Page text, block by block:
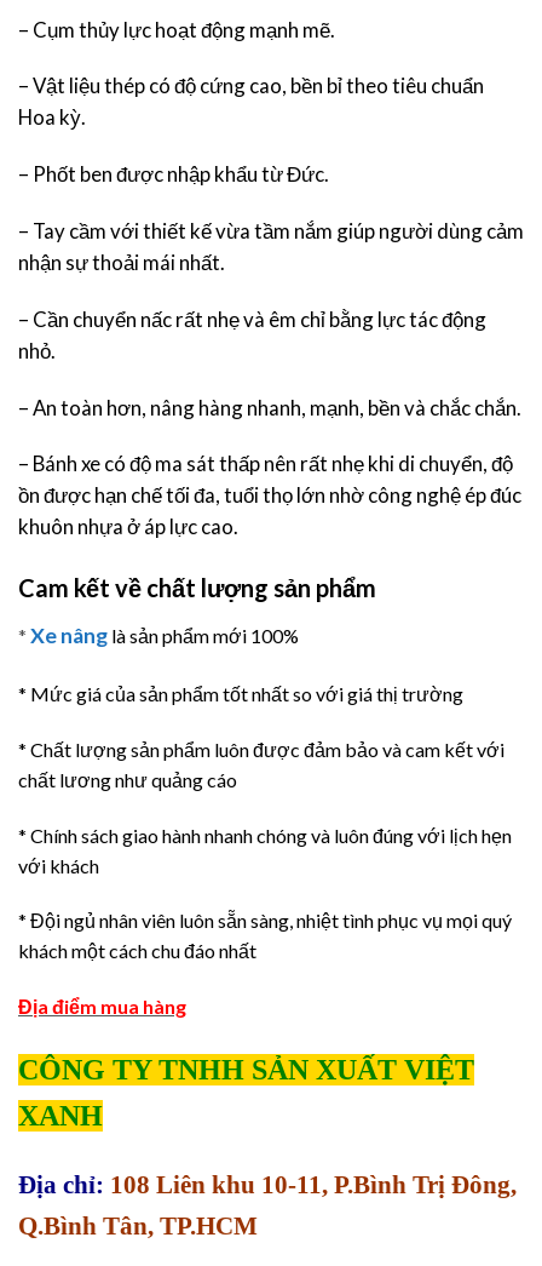
– Cụm thủy lực hoạt động mạnh mẽ.
– Vật liệu thép có độ cứng cao, bền bỉ theo tiêu chuẩn
Hoa kỳ.
– Phốt ben được nhập khẩu từ Đức.
– Tay cầm với thiết kế vừa tầm nắm giúp người dùng cảm
nhận sự thoải mái nhất.
– Cần chuyển nấc rất nhẹ và êm chỉ bằng lực tác động
nhỏ.
– An toàn hơn, nâng hàng nhanh, mạnh, bền và chắc chắn.
– Bánh xe có độ ma sát thấp nên rất nhẹ khi di chuyển, độ
ồn được hạn chế tối đa, tuổi thọ lớn nhờ công nghệ ép đúc
khuôn nhựa ở áp lực cao.
Cam kết về chất lượng sản phẩm
* Xe nâng là sản phẩm mới 100%
* Mức giá của sản phẩm tốt nhất so với giá thị trường
* Chất lượng sản phẩm luôn được đảm bảo và cam kết với
chất lương như quảng cáo
* Chính sách giao hành nhanh chóng và luôn đúng với lịch hẹn
với khách
* Đội ngủ nhân viên luôn sẵn sàng, nhiệt tình phục vụ mọi quý
khách một cách chu đáo nhất
Địa điểm mua hàng
CÔNG TY TNHH SẢN XUẤT VIỆT
XANH
Địa chỉ: 108 Liên khu 10-11, P.Bình Trị Đông,
Q.Bình Tân, TP.HCM